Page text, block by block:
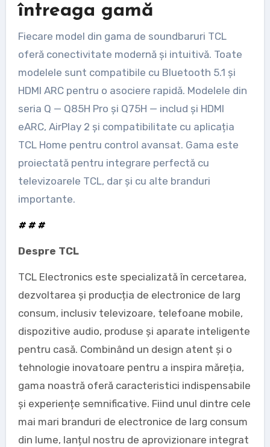
întreaga gamă
Fiecare model din gama de soundbaruri TCL
oferă conectivitate modernă și intuitivă. Toate
modelele sunt compatibile cu Bluetooth 5.1 și
HDMI ARC pentru o asociere rapidă. Modelele din
seria Q — Q85H Pro și Q75H — includ și HDMI
eARC, AirPlay 2 și compatibilitate cu aplicația
TCL Home pentru control avansat. Gama este
proiectată pentru integrare perfectă cu
televizoarele TCL, dar și cu alte branduri
importante.
# # #
Despre TCL
TCL Electronics este specializată în cercetarea,
dezvoltarea și producția de electronice de larg
consum, inclusiv televizoare, telefoane mobile,
dispozitive audio, produse și aparate inteligente
pentru casă. Combinând un design atent și o
tehnologie inovatoare pentru a inspira măreția,
gama noastră oferă caracteristici indispensabile
și experiențe semnificative. Fiind unul dintre cele
mai mari branduri de electronice de larg consum
din lume, lanțul nostru de aprovizionare integrat